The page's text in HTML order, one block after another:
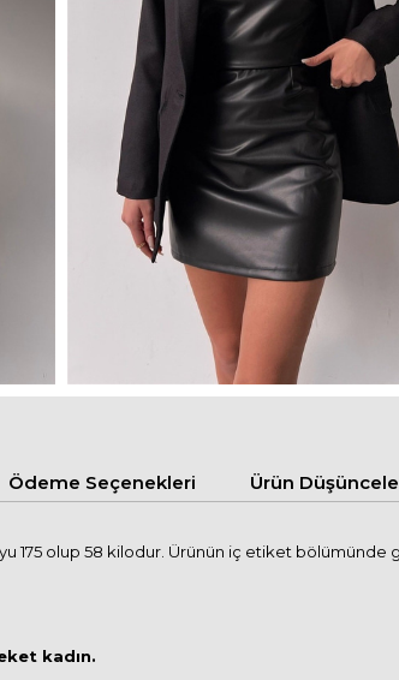
Ödeme Seçenekleri Ürün
olup 58 kilodur. Ürünün iç etiket bölümünde
kadın.